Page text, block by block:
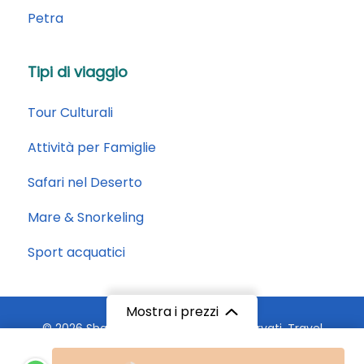
Mostra i prezzi
Petra
Tipi di viaggio
Tour Culturali
Attività per Famiglie
Safari nel Deserto
Mare & Snorkeling
Sport acquatici
© 2026 SharmAdvisor. Tutti i diritti riservati.Travel
Monster byWP Travel Engine.Powered byWordPress.